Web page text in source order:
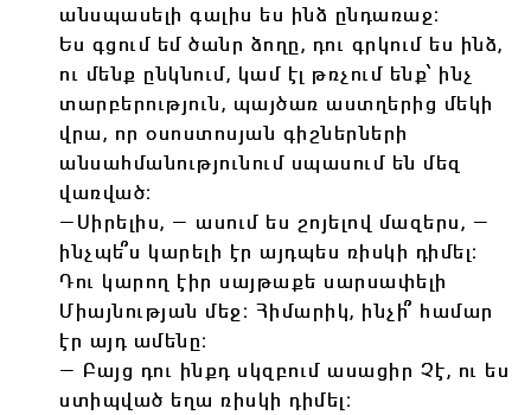
անսպասելի գալիս ես ինձ ընդառաջ։
Ես գցում եմ ծանր ձողը, դու գրկում ես ինձ,
ու մենք ընկնում, կամ էլ թռչում ենք՝ ինչ
տարբերություն, պայծառ աստղերից մեկի
վրա, որ օսոստոսյան գիշներների
անսահմանությունում սպասում են մեզ
վառված։
―Սիրելիս, ― ասում ես շոյելով մազերս, ―
ինչպե՞ս կարելի էր այդպես ռիսկի դիմել։
Դու կարող էիր սայթաքե սարսափելի
Միայնության մեջ։ Հիմարիկ, ինչի՞ համար
էր այդ ամենը։
― Բայց դու ինքդ սկզբում ասացիր Չէ, ու ես
ստիպված եղա ռիսկի դիմել։